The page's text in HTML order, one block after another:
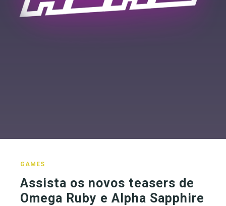
GAMES
Assista os novos teasers de
Omega Ruby e Alpha Sapphire